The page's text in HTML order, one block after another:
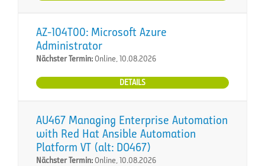
AZ-104T00: Microsoft Azure
Administrator
Nächster Termin:Online, 10.08.2026
DETAILS
AU467 Managing Enterprise Automation
with Red Hat Ansible Automation
Platform VT (alt: DO467)
Nächster Termin:Online, 10.08.2026